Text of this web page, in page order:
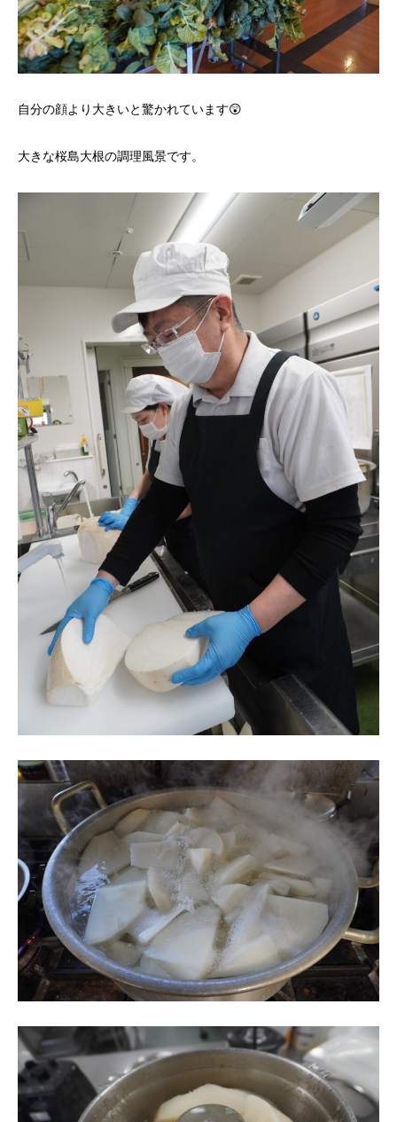
自分の顔より大きいと驚かれています😲
大きな桜島大根の調理風景です。